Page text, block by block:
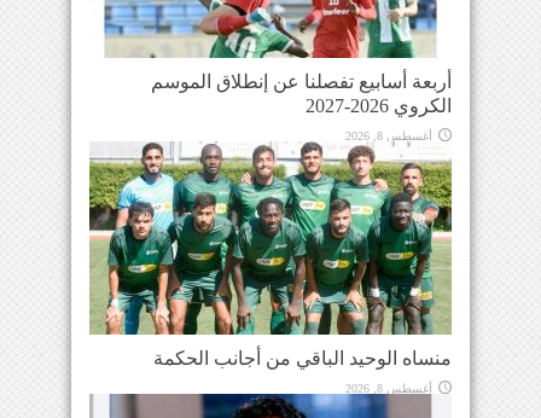
أربعة أسابيع تفصلنا عن إنطلاق الموسم
الكروي 2026-2027
أغسطس 8, 2026
منساه الوحيد الباقي من أجانب الحكمة
أغسطس 8, 2026